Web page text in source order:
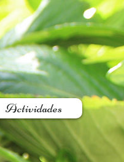
Actividades